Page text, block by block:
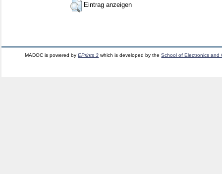
Eintrag anzeigen
MADOC is powered byEPrints 3 which is developed by theSchool of Electronics and